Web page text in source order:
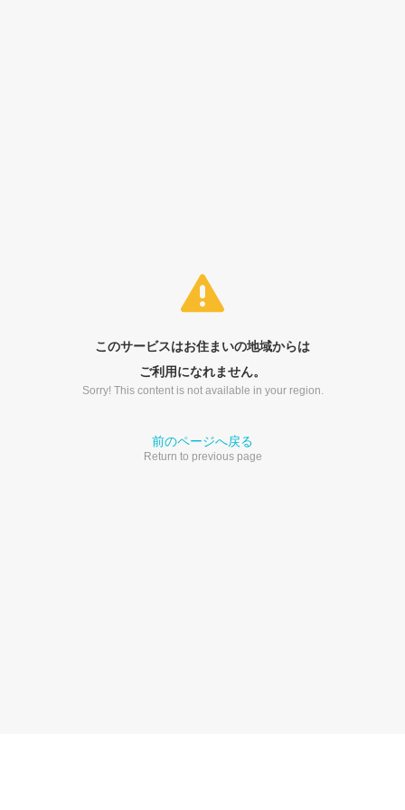
このサービスはお住まいの地域からは
ご利用になれません。
Sorry! This content is not available in your region.
前のページへ戻る
Return to previous page